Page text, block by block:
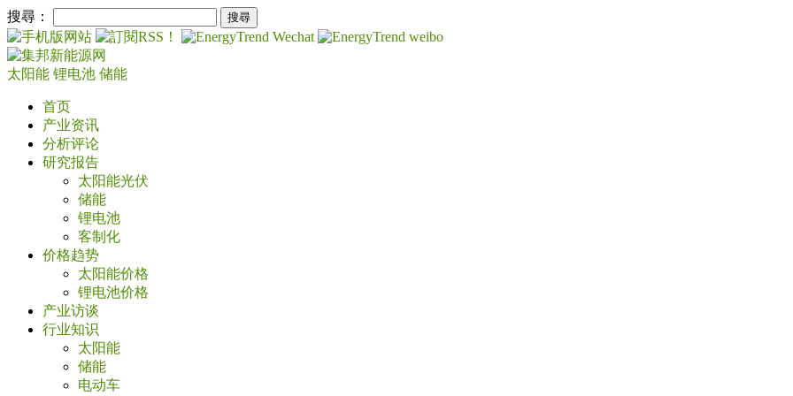
搜尋：
太阳能 锂电池 储能
首页
产业资讯
分析评论
研究报告
太阳能光伏
储能
锂电池
客制化
价格趋势
太阳能价格
锂电池价格
产业访谈
行业知识
太阳能
储能
电动车